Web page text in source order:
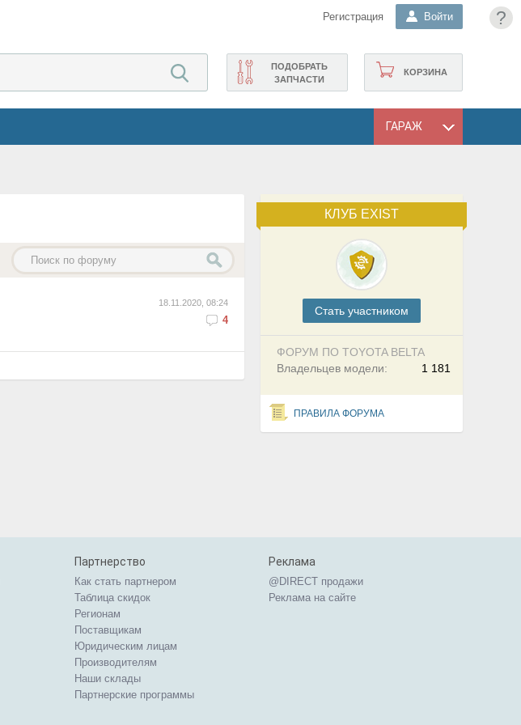
?
Регистрация Войти
КОРЗИНА
ПОДОБРАТЬ
ЗАПЧАСТИ
ГАРАЖ
КЛУБ EXIST
Cтать участником
ФОРУМ ПО TOYOTA BELTA
1 181
Владельцев модели:
ПРАВИЛА ФОРУМА
18.11.2020, 08:24
4
Партнерство
Как стать партнером
Таблица скидок
Регионам
Поставщикам
Юридическим лицам
Производителям
Наши склады
Партнерские программы
Реклама
@DIRECT продажи
Реклама на сайте